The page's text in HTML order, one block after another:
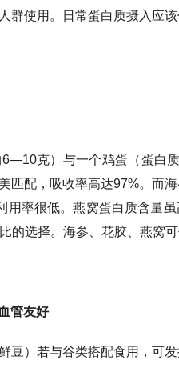
群使用。日常蛋白质摄入应
克）与一个鸡蛋（蛋白
匹配，吸收率高达97%。而
用率很低。燕窝蛋白质含量
选择。海参、花胶、燕窝可
管友好
豆）若与谷类搭配食用，可